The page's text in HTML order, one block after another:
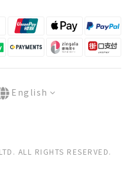
English
ALL RIGHTS RESERVED.